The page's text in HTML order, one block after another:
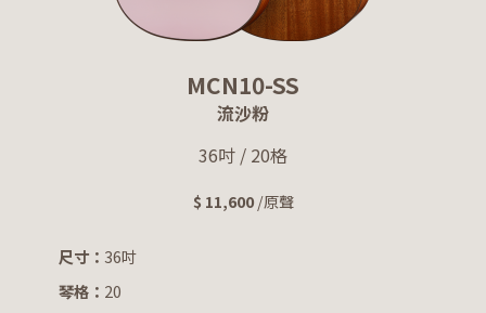
MCN10-SS
流沙粉
36吋 / 20格
$ 11,600/原聲
尺寸：36吋
琴格： 20